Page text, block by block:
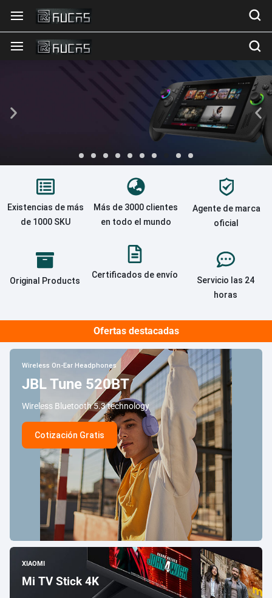
ROG
XBOX
ALLYX
Next-gen power
Existencias de más
de 1000 SKU
Más de 3000 clientes
en todo el mundo
Agente de marca
oficial
Original Products
Certificados de envío
Servicio las 24
horas
Ofertas destacadas
Wireless On-Ear Headphones
JBL Tune 520BT
Wireless Bluetooth 5.3 technology
Cotización Gratis
XIAOMI
Mi TV Stick 4K